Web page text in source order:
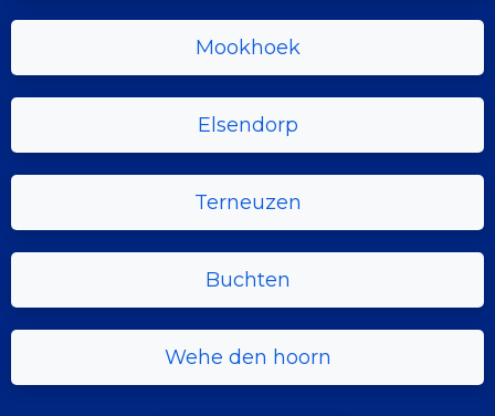
Mookhoek
Elsendorp
Terneuzen
Buchten
Wehe den hoorn